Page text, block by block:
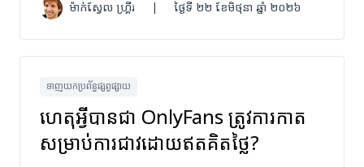
ម៉ាក់ស្វែល ហ្គ្រីរ ថ្ងៃទី ២២ ខែមិថុនា ឆ្នាំ ២០២៦
ទាញយកប្រព័ន្ធផ្សព្វផ្សាយ
ហេតុអ្វីបានជា OnlyFans ត្រូវការកាត
សម្រាប់ការជាវដោយឥតគិតថ្លៃ?